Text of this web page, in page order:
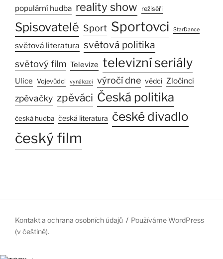
populární hudba reality show režiséři
Spisovatelé Sport Sportovci StarDance
světová literatura světová politika
světový film Televize televizní seriály
Ulice Vojevůdci vynálezci výročí dne vědci Zločinci
zpěvačky zpěváci Česká politika
česká hudba česká literatura české divadlo
český film
Kontakt a ochrana osobních údajů
Používáme WordPress
(v češtině).